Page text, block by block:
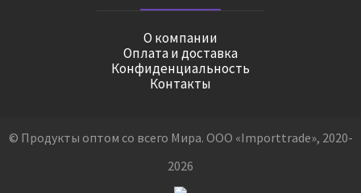
О компании
Оплата и доставка
Конфиденциальность
Контакты
© Продукты оптом со всего Мира. ООО «Importtrade», 2020-
2026